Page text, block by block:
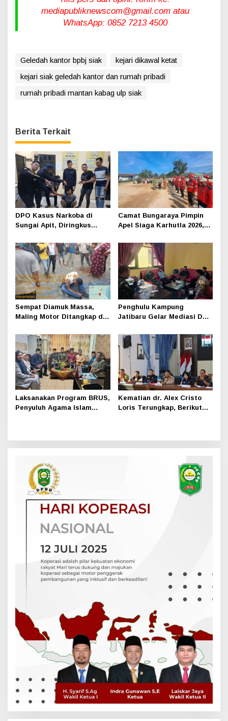
mediapubliknewscom@gmail.com atau
WhatsApp: 0852 7213 4500
Geledah kantor bpbj siak
kejari dikawal ketat
kejari siak geledah kantor dan rumah pribadi
rumah pribadi mantan kabag ulp siak
Berita Terkait
DPO Kasus Narkoba di
Sungai Apit, Diringkus
Camat Bungaraya Pimpin
Apel Siaga Karhutla 2026,
Perusahaan dan
Masyarakat Dikuatkan
Sempat Diamuk Massa,
Maling Motor Ditangkap di
Penghulu Kampung
Jatibaru Gelar Mediasi Dua
Pihak Tak Hadir
Laksanakan Program BRUS,
Penyuluh Agama Islam
Kematian dr. Alex Cristo
Loris Terungkap, Berikut